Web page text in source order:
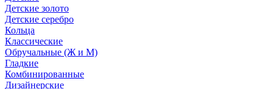
Детские золото
Детские серебро
Кольца
Классические
Обручальные (Ж и М)
Гладкие
Комбинированные
Дизайнерские